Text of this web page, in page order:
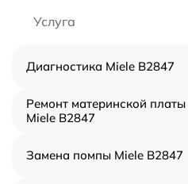
Услуга
Диагностика Miele B2847
Ремонт материнской платы
Miele B2847
Замена помпы Miele B2847